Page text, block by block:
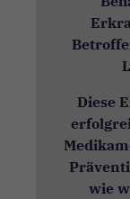
Diese
wie